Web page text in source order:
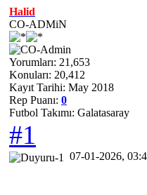
Halid
CO-ADMiN
Yorumları: 21,653
Konuları: 20,412
Kayıt Tarihi: May 2018
Rep Puanı: 0
Futbol Takımı: Galatasaray
#1
07-01-2026,